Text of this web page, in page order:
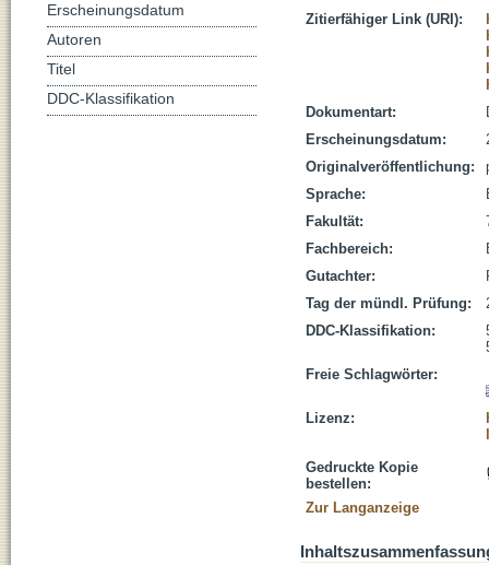
Zitierfähiger Link (URI):
Dokumentart:
Erscheinungsdatum:
Originalveröffentlichung:
Sprache:
Fakultät:
Fachbereich:
Gutachter:
Tag der mündl. Prüfung:
DDC-Klassifikation:
Freie Schlagwörter:
Lizenz:
Gedruckte Kopie
bestellen:
Zur Langanzeige
Erscheinungsdatum
Autoren
Titel
DDC-Klassifikation